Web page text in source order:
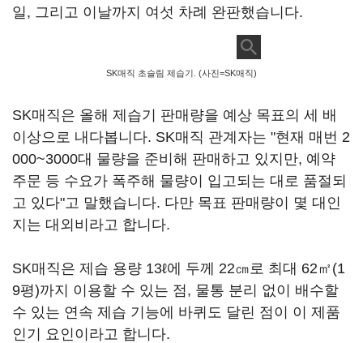
일, 그리고 이날까지 여섯 차례 완판했습니다.
SK매직 초슬림 제습기. (사진=SK매직)
SK매직은 올해 제습기 판매량을 예상 목표의 세 배
이상으로 내다봅니다. SK매직 관계자는 "현재 매번 2
000~3000대 물량을 준비해 판매하고 있지만, 예약
주문 등 수요가 폭주해 물량이 입고되는 대로 품절되
고 있다"고 말했습니다. 다만 목표 판매량이 몇 대인
지는 대외비라고 합니다.
SK매직은 제습 용량 13ℓ에 두께 22㎝로 최대 62㎡(1
9평)까지 이용할 수 있는 점, 물통 분리 없이 배수할
수 있는 연속 제습 기능에 바퀴도 달린 점이 이 제품
인기 요인이라고 합니다.